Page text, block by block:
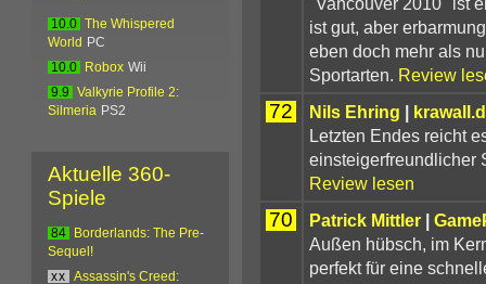
ist gut, aber
eben doch mehr als
Sportarten. Review
72 Nils Ehring |
Letzten Endes reicht
einsteigerfreundlicher
Review lesen
70 Patrick Mittler|
Außen hübsch, im
perfekt für eine
10.0
The Whispered
World
PC
10.0
Robox Wii
9.9
Valkyrie Profile 2:
Silmeria PS2
Aktuelle 360-
Spiele
84
Borderlands: The Pre-
Sequel!
xx
Assassin's Creed: